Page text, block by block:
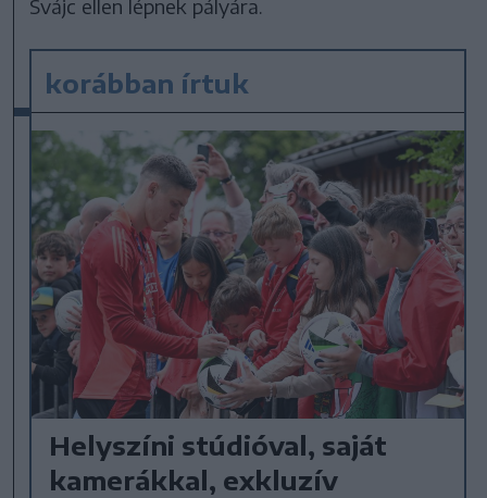
Svájc ellen lépnek pályára.
korábban írtuk
Helyszíni stúdióval, saját
kamerákkal, exkluzív